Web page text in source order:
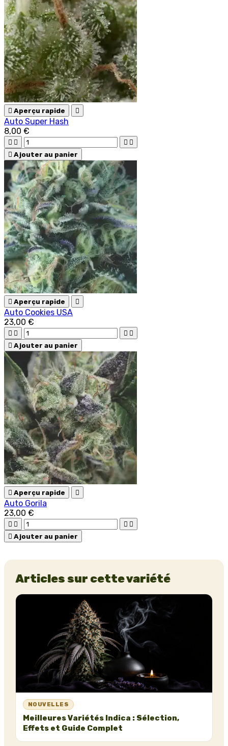
 Aperçu rapide 
Auto Super Hash
8,00 €
   
 Ajouter au panier
 Aperçu rapide 
Auto Cookies USA
23,00 €
   
 Ajouter au panier
 Aperçu rapide 
Auto Gorila
23,00 €
   
 Ajouter au panier
Articles sur cette variété
NOUVELLES
Meilleures Variétés Indica : Sélection,
Effets et Guide Complet